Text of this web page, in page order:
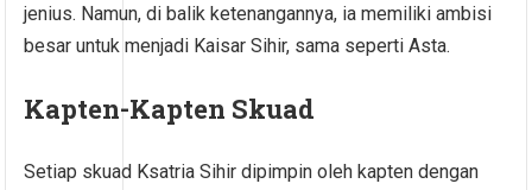
jenius. Namun, di balik ketenangannya, ia memiliki ambisi
besar untuk menjadi Kaisar Sihir, sama seperti Asta.
Kapten-Kapten Skuad
Setiap skuad Ksatria Sihir dipimpin oleh kapten dengan